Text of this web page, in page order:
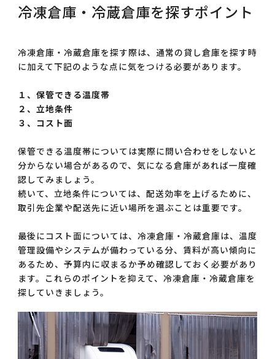
冷凍倉庫・冷蔵倉庫を探すポイント
冷凍倉庫・冷蔵倉庫を探す際は、通常の貸し倉庫を探す時
に加えて下記のような点に気をつける必要があります。
１、保管できる温度帯
２、立地条件
３、コスト面
保管できる温度帯については実際に問い合わせをしないと
分からない場合があるので、気になる倉庫があれば一度確
認してみましょう。
続いて、立地条件については、配送効率を上げるために、
取引先企業や配送先に近い場所を選ぶことは重要です。
最後にコスト面については、冷凍倉庫・冷蔵倉庫は、温度
管理設備やシステムが備わっている分、賃料が高い傾向に
あるため、予算内に収まるか予め確認しておく必要があり
ます。これらのポイントを抑えて、冷凍倉庫・冷蔵倉庫を
探していきましょう。